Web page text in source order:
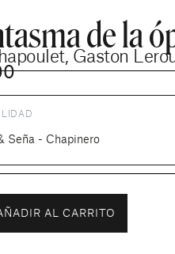
de la
, Gaston
Seña - Chapinero
AL CARRITO